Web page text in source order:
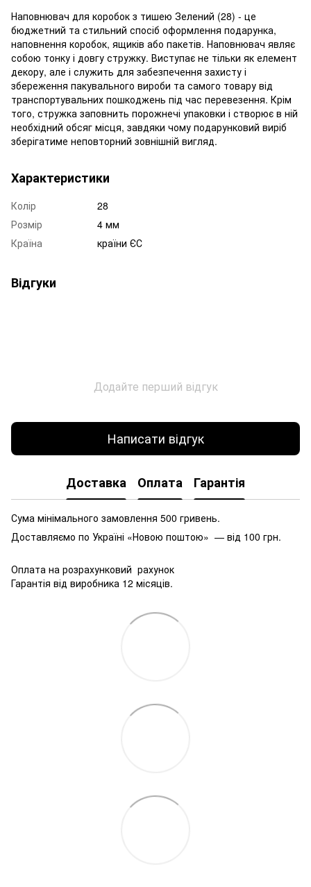
Наповнювач для коробок з тишею Зелений (28) - це
бюджетний та стильний спосіб оформлення подарунка,
наповнення коробок, ящиків або пакетів. Наповнювач являє
собою тонку і довгу стружку. Виступає не тільки як елемент
декору, але і служить для забезпечення захисту і
збереження пакувального вироби та самого товару від
транспортувальних пошкоджень під час перевезення. Крім
того, стружка заповнить порожнечі упаковки і створює в ній
необхідний обсяг місця, завдяки чому подарунковий виріб
зберігатиме неповторний зовнішній вигляд.
Характеристики
Колір
28
Розмір
4 мм
Країна
країни ЄС
Відгуки
Додайте перший відгук
Написати відгук
Доставка Оплата Гарантія
Сума мінімального замовлення 500 гривень.
Доставляємо по Україні «Новою поштою» — від 100 грн.
Оплата на розрахунковий рахунок
Гарантія від виробника 12 місяців.